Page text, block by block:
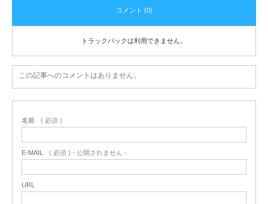
コメント (0)
トラックバックは利用できません。
この記事へのコメントはありません。
名前 ( 必須 )
E-MAIL ( 必須 ) - 公開されません -
URL